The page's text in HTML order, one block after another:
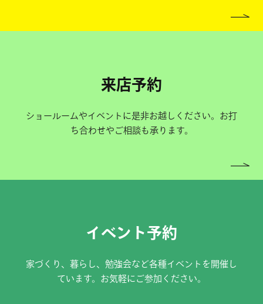
来店予約
ショールームやイベントに是非お越しください。お打
ち合わせやご相談も承ります。
イベント予約
家づくり、暮らし、勉強会など各種イベントを開催し
ています。お気軽にご参加ください。